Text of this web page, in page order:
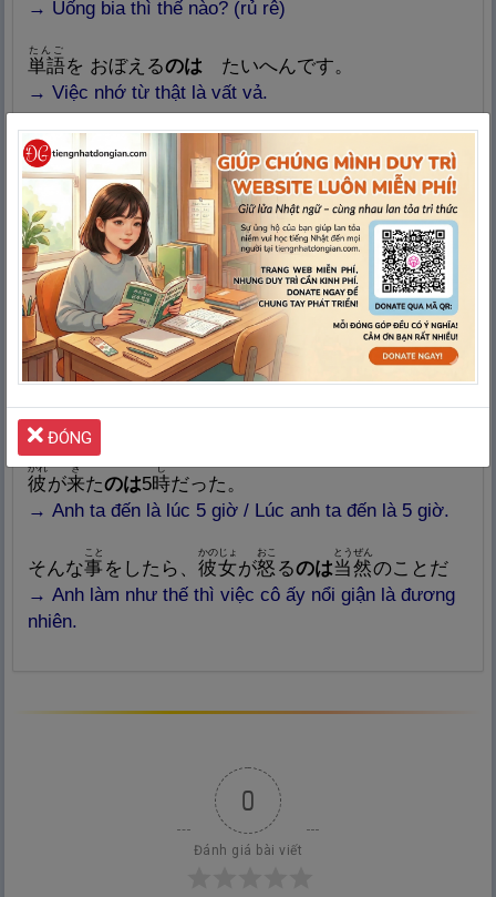
→ Uống bia thì thế nào? (rủ rê)
単
Nghĩa: Đơn thuần, đơn giản
語
たんご
を おぼえるのは たいへんです。
→ Việc nhớ từ thật là vất vả.
私
わたし
が生
う
まれたのは
きょうと
です。
→Nơi tôi sinh ra là Kyoto/ Kyoto là nơi tôi sinh ra.
結婚
けっこん
を きめたのは
こどもができたからです。
→Quyết định kết hôn là vì đã có con.
会議
かいぎ
が始
はじ
まるのは10時
じ
です。
→Giờ họp bắt đầu là 10 giờ.
はや た よ
→Ăn nhanh như vậy là không tốt đâu.
彼
かれ
が来
き
たのは5時
じ
だった。
→ Anh ta đến là lúc 5 giờ / Lúc anh ta đến là 5 giờ.
そんな事
こと
をしたら、 彼女
かのじょ
が怒
おこ
るのは当然
とうぜん
のことだ
→ Anh làm như thế thì việc cô ấy nổi giận là đương
nhiên.
0
Đánh giá bài viết
ĐÓNG